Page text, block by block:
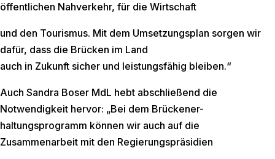
öffentlichen Nahverkehr, für die Wirtschaft
und den Tourismus. Mit dem Umsetzungsplan sorgen wir
dafür, dass die Brücken im Land
auch in Zukunft sicher und leistungsfähig bleiben.“
Auch Sandra Boser MdL hebt abschließend die
Notwendigkeit hervor: „Bei dem Brückener-
haltungsprogramm können wir auch auf die
Zusammenarbeit mit den Regierungspräsidien